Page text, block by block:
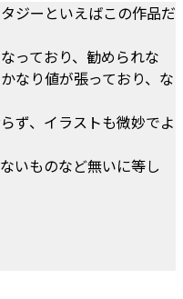
ジーといえばこの作品だ
っており、勧められな
なり値が張っており、な
ず、イラストも微妙でよ
いものなど無いに等し